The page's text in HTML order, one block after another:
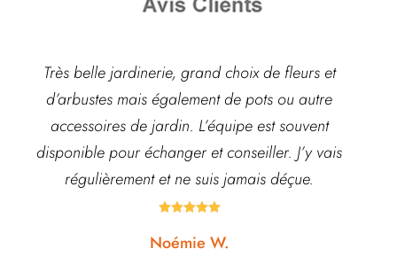
Très belle jardinerie, grand choix de fleurs et
d’arbustes mais également de pots ou autre
accessoires de jardin. L’équipe est souvent
disponible pour échanger et conseiller. J’y vais
régulièrement et ne suis jamais déçue.

Noémie W.